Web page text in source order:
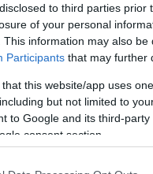
to third parties
of your personal
This information may also
Participants that may further
that this website/app uses
but not limited to
to Google and its third-
consent section.
του Open
ασφαλείας,
από τους
τις δικές
δύο ομάδες